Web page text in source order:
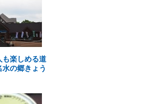
も楽しめる道
の郷きょう